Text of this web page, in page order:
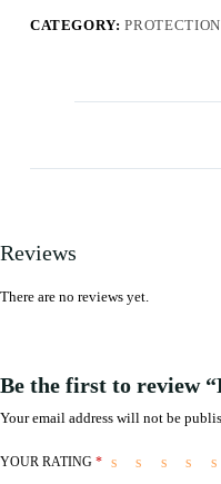
CATEGORY:
Reviews
There are no reviews yet.
Be the first to review
Your email address will not be
YOUR RATING *